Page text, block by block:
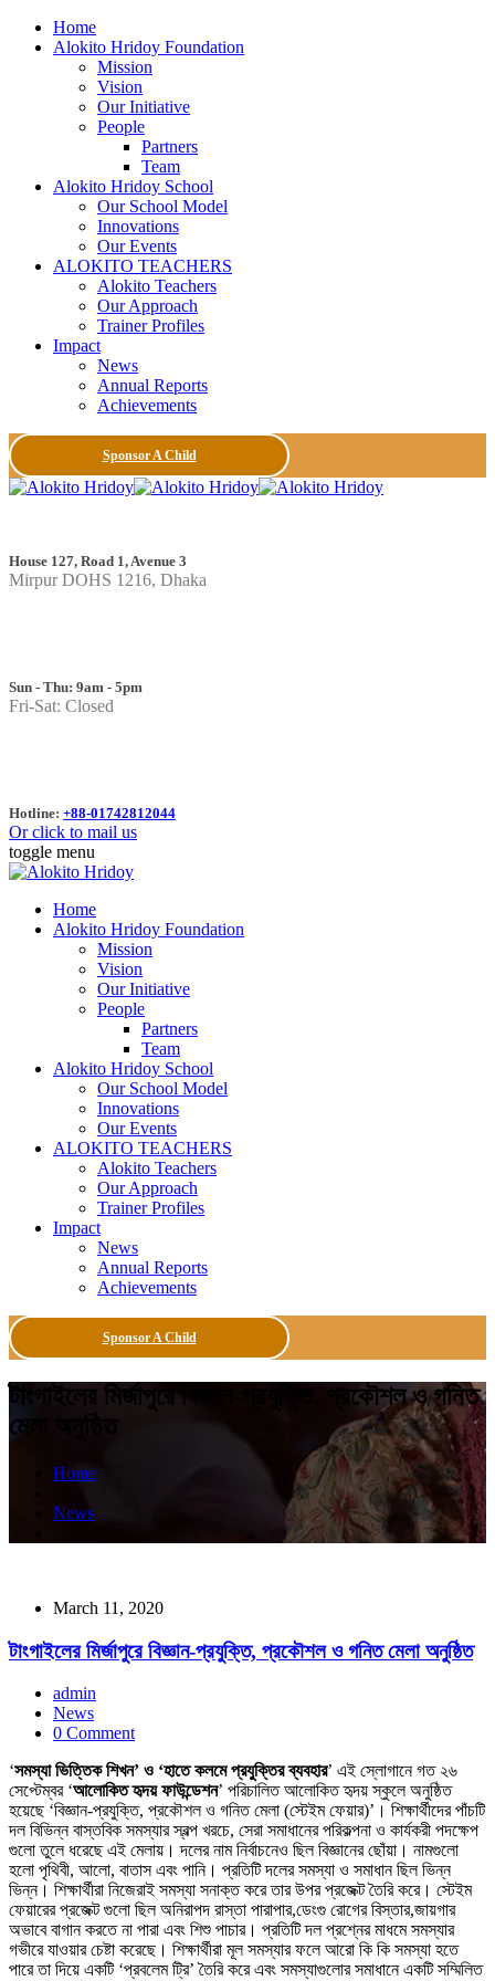
Home
Alokito Hridoy Foundation
Mission
Vision
Our Initiative
People
Partners
Team
Alokito Hridoy School
Our School Model
Innovations
Our Events
ALOKITO TEACHERS
Alokito Teachers
Our Approach
Trainer Profiles
Impact
News
Annual Reports
Achievements
Sponsor A Child
House 127, Road 1, Avenue 3
Mirpur DOHS 1216, Dhaka
Sun - Thu: 9am - 5pm
Fri-Sat: Closed
Hotline: +88-01742812044
Or click to mail us
toggle menu
Home
Alokito Hridoy Foundation
Mission
Vision
Our Initiative
People
Partners
Team
Alokito Hridoy School
Our School Model
Innovations
Our Events
ALOKITO TEACHERS
Alokito Teachers
Our Approach
Trainer Profiles
Impact
News
Annual Reports
Achievements
Sponsor A Child
টাংগাইলের মির্জাপুরে বিজ্ঞান-প্রযুক্তি, প্রকৌশল ও গনিত
মেলা অনুষ্ঠিত
Home
News
March 11, 2020
টাংগাইলের মির্জাপুরে বিজ্ঞান-প্রযুক্তি, প্রকৌশল ও গনিত মেলা অনুষ্ঠিত
admin
News
0 Comment
‘সমস্যা ভিত্তিক শিখন’ ও ‘হাতে কলমে প্রযুক্তির ব্যবহার’ এই স্লোগানে গত ২৬
সেপ্টেম্বর ‘আলোকিত হৃদয় ফাউন্ডেশন’ পরিচালিত আলোকিত হৃদয় স্কুলে অনুষ্ঠিত
হয়েছে ‘বিজ্ঞান-প্রযুক্তি, প্রকৌশল ও গনিত মেলা (স্টেইম ফেয়ার)’। শিক্ষার্থীদের পাঁচটি
দল বিভিন্ন বাস্তবিক সমস্যার স্বল্প খরচে, সেরা সমাধানের পরিকল্পনা ও কার্যকরী পদক্ষেপ
গুলো তুলে ধরেছে এই মেলায়। দলের নাম নির্বাচনেও ছিল বিজ্ঞানের ছোঁয়া। নামগুলো
হলো পৃথিবী, আলো, বাতাস এবং পানি। প্রতিটি দলের সমস্যা ও সমাধান ছিল ভিন্ন
ভিন্ন। শিক্ষার্থীরা নিজেরাই সমস্যা সনাক্ত করে তার উপর প্রজেক্ট তৈরি করে। স্টেইম
ফেয়ারের প্রজেক্ট গুলো ছিল অনিরাপদ রাস্তা পারাপার,ডেংগু রোগের বিস্তার,জায়গার
অভাবে বাগান করতে না পারা এবং শিশু পাচার। প্রতিটি দল প্রশ্নের মাধমে সমস্যার
গভীরে যাওয়ার চেষ্টা করেছে। শিক্ষার্থীরা মূল সমস্যার ফলে আরো কি কি সমস্যা হতে
পারে তা দিয়ে একটি ‘প্রবলেম ট্রি’ তৈরি করে এবং সমস্যাগুলোর সমাধানে একটি সম্মিলিত